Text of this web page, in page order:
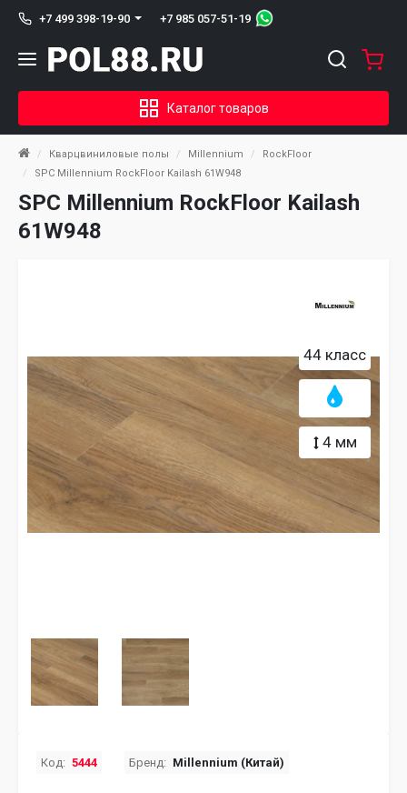
+7 499 398-19-90 +7 985 057-51-19
Каталог товаров
Кварцвиниловые полы Millennium
RockFloor
SPC Millennium RockFloor Kailash 61W948
SPC Millennium RockFloor Kailash
61W948
44 класс
4 мм
Код: 5444 Бренд: Millennium (Китай)